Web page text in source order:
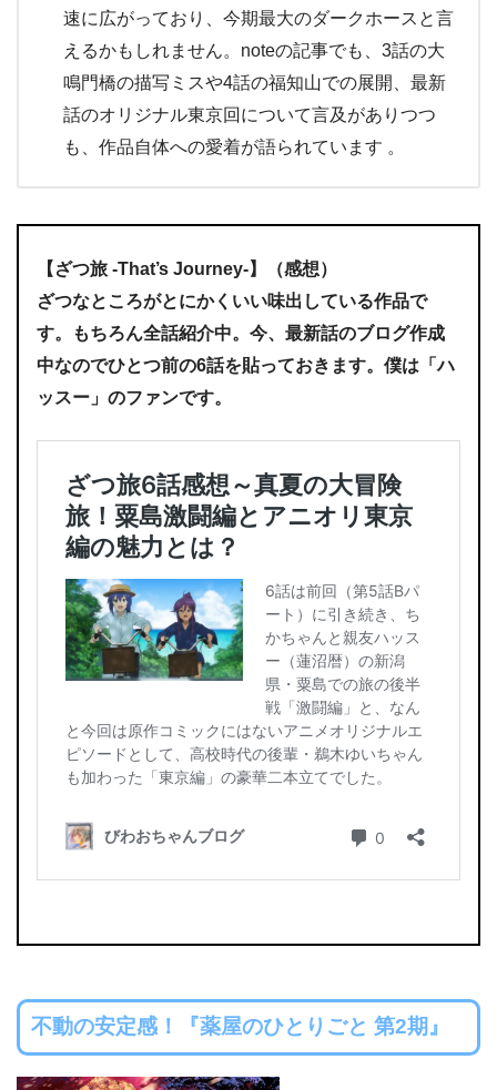
速に広がっており、今期最大のダークホースと言
えるかもしれません。noteの記事でも、3話の大
鳴門橋の描写ミスや4話の福知山での展開、最新
話のオリジナル東京回について言及がありつつ
も、作品自体への愛着が語られています 。
【ざつ旅 -That’s Journey-】（感想）
ざつなところがとにかくいい味出している作品で
す。もちろん全話紹介中。今、最新話のブログ作成
中なのでひとつ前の6話を貼っておきます。僕は「ハ
ッスー」のファンです。
不動の安定感！『薬屋のひとりごと 第2期』